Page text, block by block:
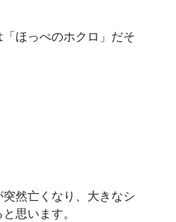
ほっぺのホクロ」だそ
然亡くなり、大きなシ
思います。